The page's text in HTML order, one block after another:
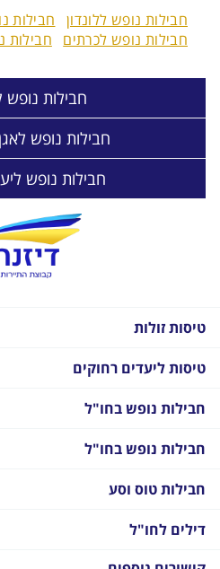
חבילות נופש ללונדון
חבילות
חבילות נופש לכרתים
חבילות
חבילות נופש
חבילות נופש
חבילות נופש
טיסות זולות
טיסות ליעדים רחוקים
חבילות נופש בחו"ל
חבילות נופש בחו"ל
חבילות טוס וסע
דילים לחו"ל